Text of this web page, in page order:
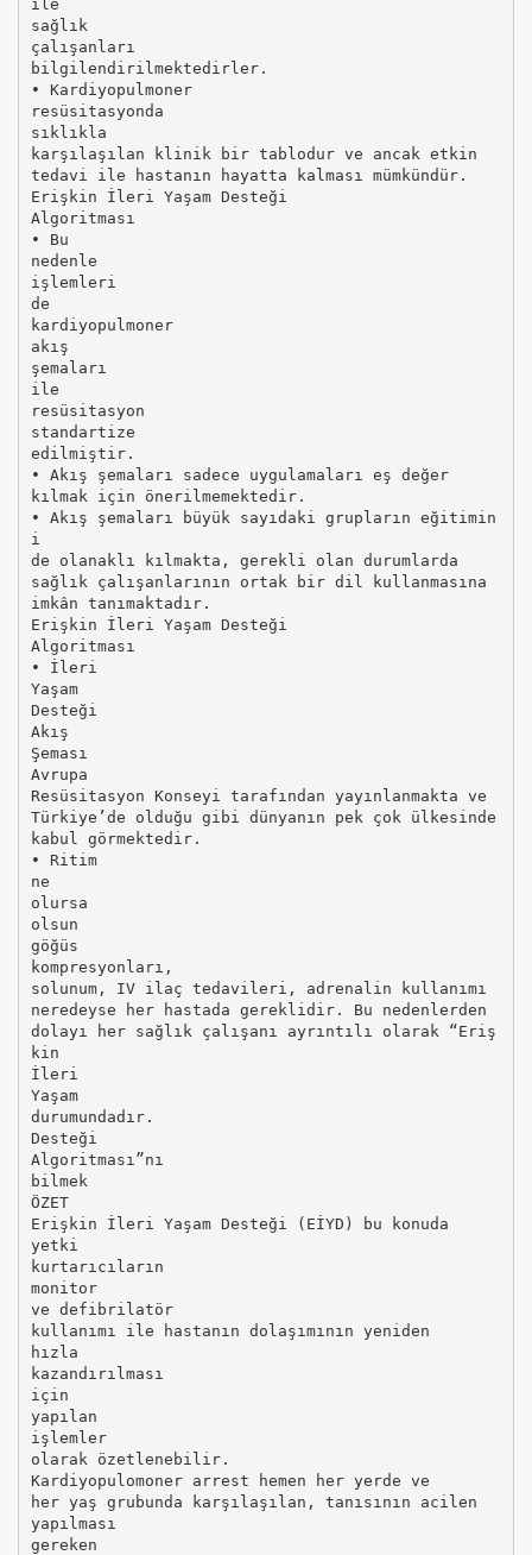
ile
sağlık
çalışanları
bilgilendirilmektedirler.
• Kardiyopulmoner
resüsitasyonda
sıklıkla
karşılaşılan klinik bir tablodur ve ancak etkin
tedavi ile hastanın hayatta kalması mümkündür.
Erişkin İleri Yaşam Desteği
Algoritması
• Bu
nedenle
işlemleri
de
kardiyopulmoner
akış
şemaları
ile
resüsitasyon
standartize
edilmiştir.
• Akış şemaları sadece uygulamaları eş değer
kılmak için önerilmemektedir.
• Akış şemaları büyük sayıdaki grupların eğitimin
i
de olanaklı kılmakta, gerekli olan durumlarda
sağlık çalışanlarının ortak bir dil kullanmasına
imkân tanımaktadır.
Erişkin İleri Yaşam Desteği
Algoritması
• İleri
Yaşam
Desteği
Akış
Şeması
Avrupa
Resüsitasyon Konseyi tarafından yayınlanmakta ve
Türkiye’de olduğu gibi dünyanın pek çok ülkesinde
kabul görmektedir.
• Ritim
ne
olursa
olsun
göğüs
kompresyonları,
solunum, IV ilaç tedavileri, adrenalin kullanımı
neredeyse her hastada gereklidir. Bu nedenlerden
dolayı her sağlık çalışanı ayrıntılı olarak “Eriş
kin
İleri
Yaşam
durumundadır.
Desteği
Algoritması”nı
bilmek
ÖZET
Erişkin İleri Yaşam Desteği (EİYD) bu konuda
yetki
kurtarıcıların
monitor
ve defibrilatör
kullanımı ile hastanın dolaşımının yeniden
hızla
kazandırılması
için
yapılan
işlemler
olarak özetlenebilir.
Kardiyopulomoner arrest hemen her yerde ve
her yaş grubunda karşılaşılan, tanısının acilen
yapılması
gereken